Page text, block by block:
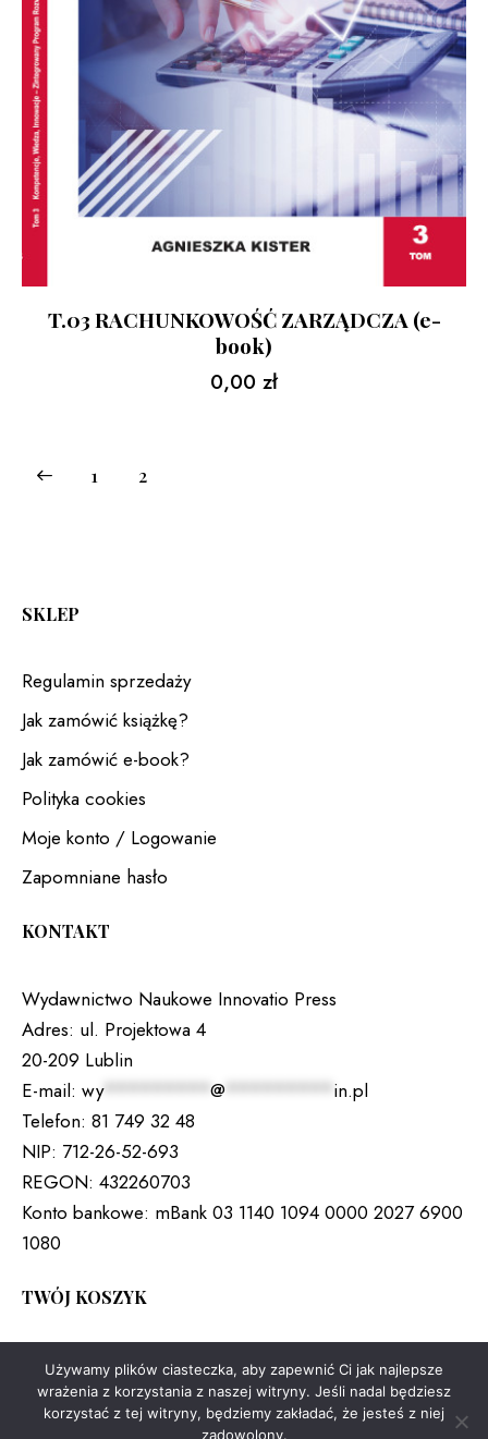
T.03 RACHUNKOWOŚĆ ZARZĄDCZA (e-
book)
0,00 zł
1 2
SKLEP
Regulamin sprzedaży
Jak zamówić książkę?
Jak zamówić e-book?
Polityka cookies
Moje konto / Logowanie
Zapomniane hasło
KONTAKT
Wydawnictwo Naukowe Innovatio Press
Adres: ul. Projektowa 4
20-209 Lublin
E-mail: wy*********@ ********* in.pl
Telefon: 81 749 32 48
NIP: 712-26-52-693
REGON: 432260703
Konto bankowe: mBank 03 1140 1094 0000 2027 6900
1080
TWÓJ KOSZYK
Brak produktów w koszyku.
Używamy plików ciasteczka, aby zapewnić Ci jak najlepsze
wrażenia z korzystania z naszej witryny. Jeśli nadal będziesz
korzystać z tej witryny, będziemy zakładać, że jesteś z niej
zadowolony.